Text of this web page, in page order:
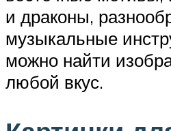
и драконы,
музыкальные
можно найти
любой вкус.